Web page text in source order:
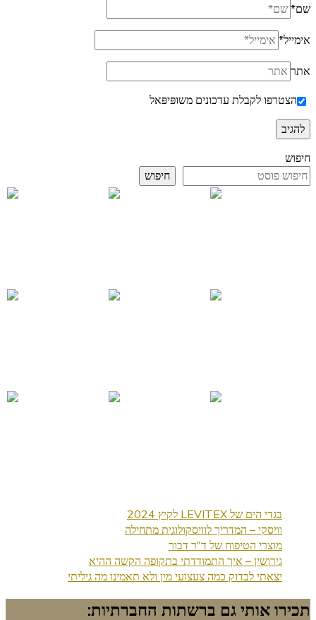
שם*
אימייל*
אתר
הצטרפו לקבלת עדכונים משופּיפּאל
חיפוש
חיפוש
בגדי הים של LEVITEX לקיץ 2024
וויסקי – המדריך לוויסקולוגית מתחילה
מוצרי הטיפוח של ד"ר דבור
גירושין – איך התמודדתי בתקופה הקשה ההיא
יצאתי לבדוק כמה צעצועי מין ולא תאמינו מה גיליתי
תכירו אותי גם ברשתות החברתיות: